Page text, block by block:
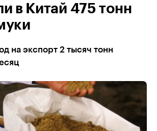
в Китай 475 тонн
на экспорт 2 тысяч тонн